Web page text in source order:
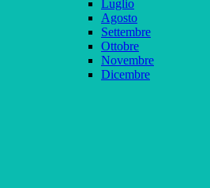
Luglio
Agosto
Settembre
Ottobre
Novembre
Dicembre